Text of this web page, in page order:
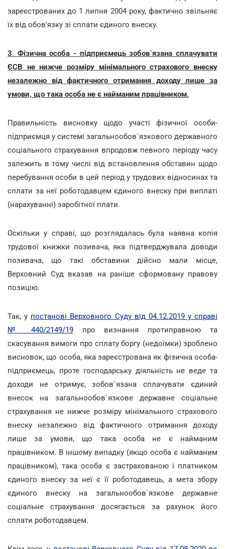
зареєстрованих до 1 липня 2004 року, фактично звільняє
їх від обов'язку зі сплати єдиного внеску.
3. Фізична особа - підприємець зобов`язана сплачувати
ЄСВ не нижче розміру мінімального страхового внеску
незалежно від фактичного отримання доходу лише за
умови, що така особа не є найманим працівником.
Правильність висновку щодо участі фізичної особи-
підприємця у системі загальнообов`язкового державного
соціального страхування впродовж певного періоду часу
залежить в тому числі від встановлення обставин щодо
перебування особи в цей період у трудових відносинах та
сплати за неї роботодавцем єдиного внеску при виплаті
(нарахуванні) заробітної плати.
Оскільки у справі, що розглядалась була наявна копія
трудової книжки позивача, яка підтверджувала доводи
позивача, що такі обставини дійсно мали місце,
Верховний Суд вказав на раніше сформовану правову
позицію.
Так, у постанові Верховного Суду від 04.12.2019 у справі
№ 440/2149/19про визнання протиправною та
скасування вимоги про сплату боргу (недоїмки) зроблено
висновок, що особа, яка зареєстрована як фізична особа-
підприємець, проте господарську діяльність не веде та
доходи не отримує, зобов`язана сплачувати єдиний
внесок на загальнообов`язкове державне соціальне
страхування не нижче розміру мінімального страхового
внеску незалежно від фактичного отримання доходу
лише за умови, що така особа не є найманим
працівником. В іншому випадку (якщо особа є найманим
працівником), така особа є застрахованою і платником
єдиного внеску за неї є її роботодавець, а мета збору
єдиного внеску на загальнообов`язкове державне
соціальне страхування досягається за рахунок його
сплати роботодавцем.